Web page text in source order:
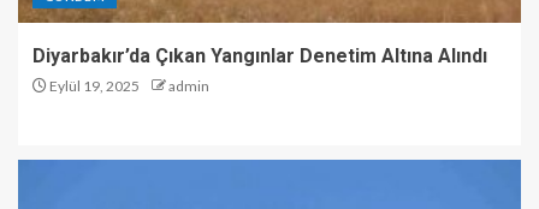
Diyarbakır’da Çıkan Yangınlar Denetim Altına Alındı
Eylül 19, 2025 admin